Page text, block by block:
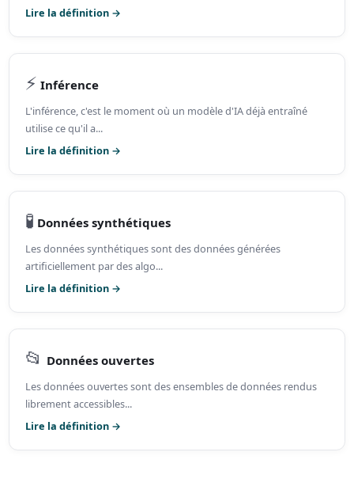
Lire la définition →
⚡ Inférence
L'inférence, c'est le moment où un modèle d'IA déjà entraîné
utilise ce qu'il a...
Lire la définition →
🧪 Données synthétiques
Les données synthétiques sont des données générées
artificiellement par des algo...
Lire la définition →
📂 Données ouvertes
Les données ouvertes sont des ensembles de données rendus
librement accessibles...
Lire la définition →